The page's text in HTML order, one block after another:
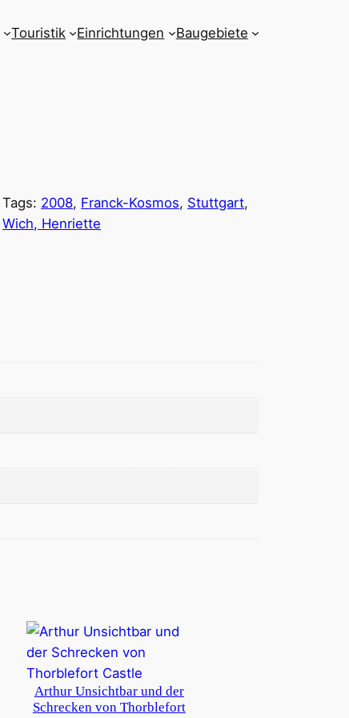
Touristik Einrichtungen Baugebiete
Tags: 2008, Franck-Kosmos, Stuttgart
Wich, Henriette
Arthur Unsichtbar und der
Schrecken von Thorblefort